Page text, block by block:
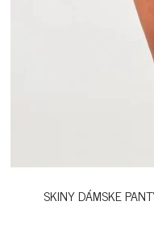
SKINY DÁMSKE